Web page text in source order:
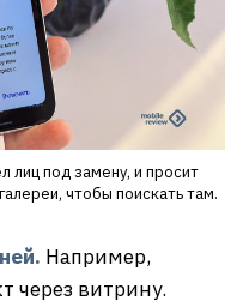
лиц под замену, и просит
чтобы поискать там.
Например,
через витрину.